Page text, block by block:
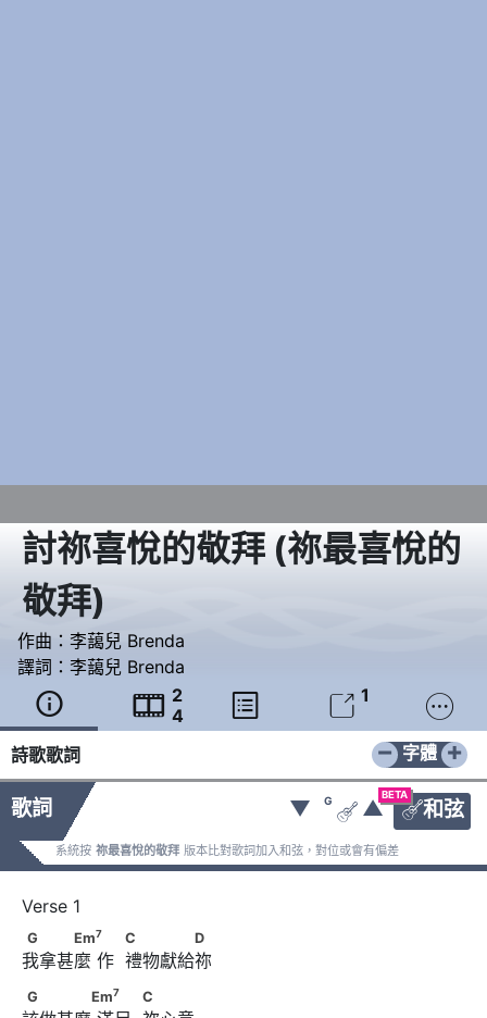
討祢喜悅的敬拜(祢最喜悅的
敬拜)
作曲： 李藹兒 Brenda
譯詞： 李藹兒 Brenda
  2
4
  1 
詩歌歌詞 − +
字體
歌詞
BETA
和弦
▼ G
 ▲
系統按 祢最喜悅的敬拜 版本比對歌詞加入和弦，對位或會有偏差
G　　　Em
C　　　　D
G Em7 C D
我拿甚麼 作  禮物獻給祢
G　　　　Em
C　　　 D
G Em7 C